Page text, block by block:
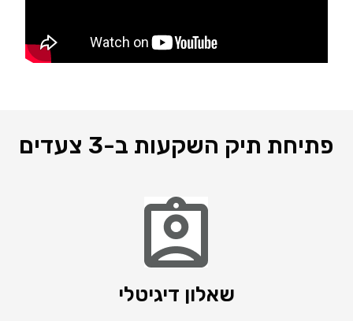
פתיחת תיק השקעות ב-3 צעדים
שאלון דיגיטלי